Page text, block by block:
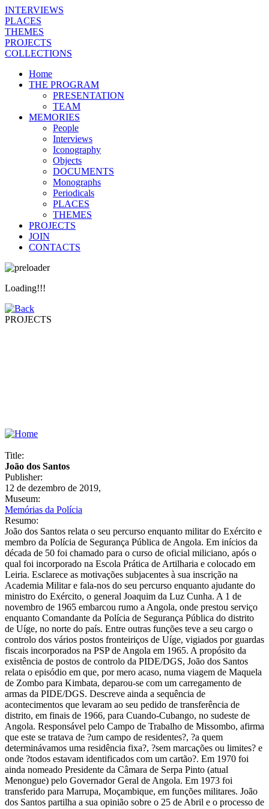
INTERVIEWS
PLACES
THEMES
PROJECTS
COLLECTIONS
Home
THE PROGRAM
PRESENTATION
TEAM
MEMORIES
People
Interviews
Iconography
Objects
DOCUMENTS
Monographs
Periodicals
PLACES
THEMES
PROJECTS
JOIN
CONTACTS
Loading!!!
PROJECTS
Title:
João dos Santos
Publisher:
12 de dezembro de 2019,
Museum:
Memórias da Polícia
Resumo:
João dos Santos relata o seu percurso enquanto militar do Exército e
membro da Polícia de Segurança Pública de Angola. Em inícios da
década de 50 foi chamado para o curso de oficial miliciano, após o
qual foi incorporado na Escola Prática de Artilharia e colocado em
Leiria. Esclarece as motivações subjacentes à sua inscrição na
Academia Militar e fala-nos do seu percurso enquanto ajudante do
ministro do Exército, o general Joaquim da Luz Cunha. A 1 de
novembro de 1965 embarcou rumo a Angola, onde prestou serviço
enquanto Comandante da Polícia de Segurança Pública do distrito
de Uíge, no norte do país. Entre outras funções teve a seu cargo o
controlo dos vários postos fronteiriços de Uíge, vigiados por guardas
fiscais incorporados na PSP de Angola em 1965. A propósito da
existência de postos de controlo da PIDE/DGS, João dos Santos
relata o episódio em que, por mero acaso, numa viagem de Maquela
de Zombo para Kimbata, deparou-se com um carregamento de
armas da PIDE/DGS. Descreve ainda a sequência de
acontecimentos que levaram ao seu pedido de transferência de
distrito, em finais de 1966, para Cuando-Cubango, no sudeste de
Angola. Responsável pelo Campo de Trabalho de Missombo, afirma
que este se tratava de ?um campo de residentes?, ?a quem
determinávamos uma residência fixa?, ?sem marcações ou limites? e
onde ?todos estavam identificados com um cartão?. Em 1970 foi
ainda nomeado Presidente da Câmara de Serpa Pinto (atual
Menongue) pelo Governador Geral de Angola. Em 1973 foi
transferido para Marrupa, Moçambique, em funções militares. João
dos Santos partilha a sua opinião sobre o 25 de Abril e o processo de